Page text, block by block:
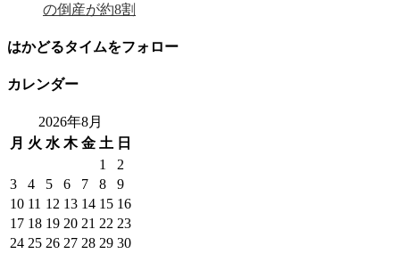
の倒産が約8割
はかどるタイムをフォロー
カレンダー
2026年8月
月 火 水 木 金 土 日
1
2
3
4 5 6 7 8
9
10 11 12 13 14 15 16
17 18 19 20 21 22 23
24 25 26 27 28 29 30